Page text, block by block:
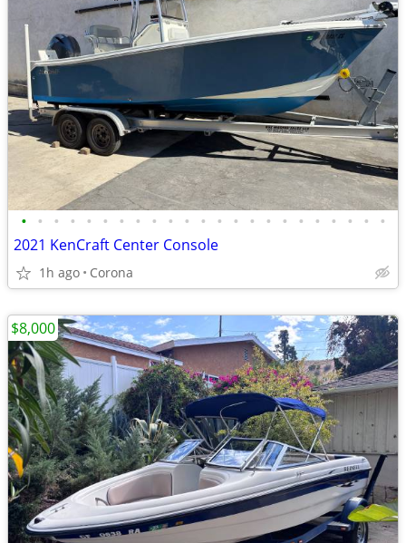
• • • • • • • • • • • • • • • • • • • • • • •
2021 KenCraft Center Console
1h ago Corona
$8,000